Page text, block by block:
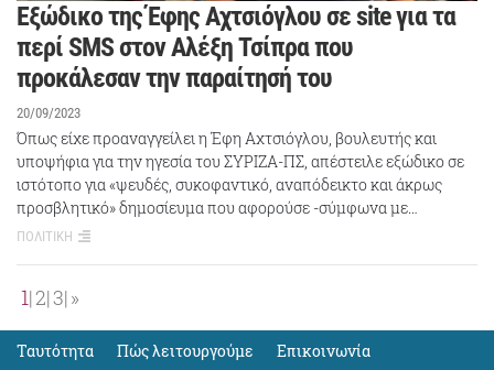
Eξώδικο της Έφης Αχτσιόγλου σε site για τα
περί SMS στον Αλέξη Τσίπρα που
προκάλεσαν την παραίτησή του
20/09/2023
Όπως είχε προαναγγείλει η Έφη Αχτσιόγλου, βουλευτής και
υποψήφια για την ηγεσία του ΣΥΡΙΖΑ-ΠΣ, απέστειλε εξώδικο σε
ιστότοπο για «ψευδές, συκοφαντικό, αναπόδεικτο και άκρως
προσβλητικό» δημοσίευμα που αφορούσε -σύμφωνα με…
ΠΟΛΙΤΙΚΗ
1 2 3 »
Ταυτότητα Πώς λειτουργούμε
Eπικοινωνία